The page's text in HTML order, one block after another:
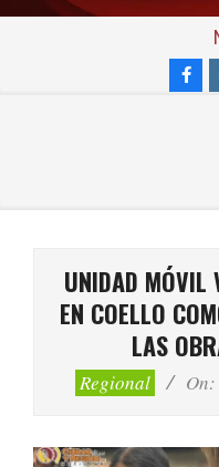
Skip
UNIDAD MÓVIL
EN COELLO
LAS
Regional On: